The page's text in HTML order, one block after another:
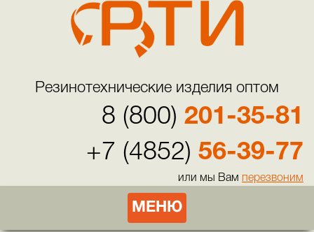
Резинотехнические изделия оптом
8 (800) 201-35-81
+7 (4852) 56-39-77
или мы Вам перезвоним
МЕНЮ